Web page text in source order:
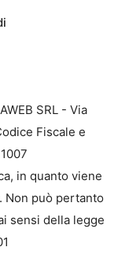
SRL - Via
Fiscale e
in quanto viene
Non può pertanto
sensi della legge